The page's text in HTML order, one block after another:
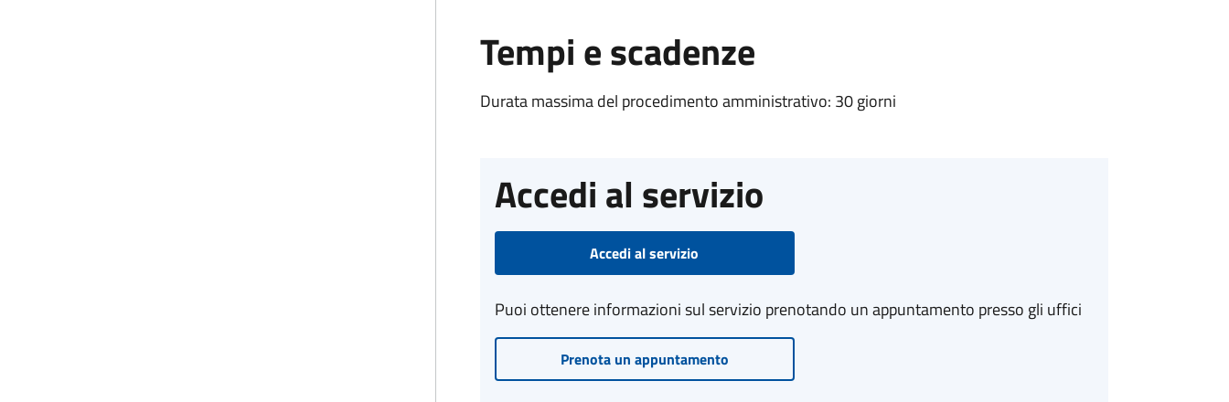
Tempi e scadenze
Durata massima del procedimento amministrativo: 30 giorni
Accedi al servizio
Accedi al servizio
Puoi ottenere informazioni sul servizio prenotando un appuntamento presso gli uffici
Prenota un appuntamento